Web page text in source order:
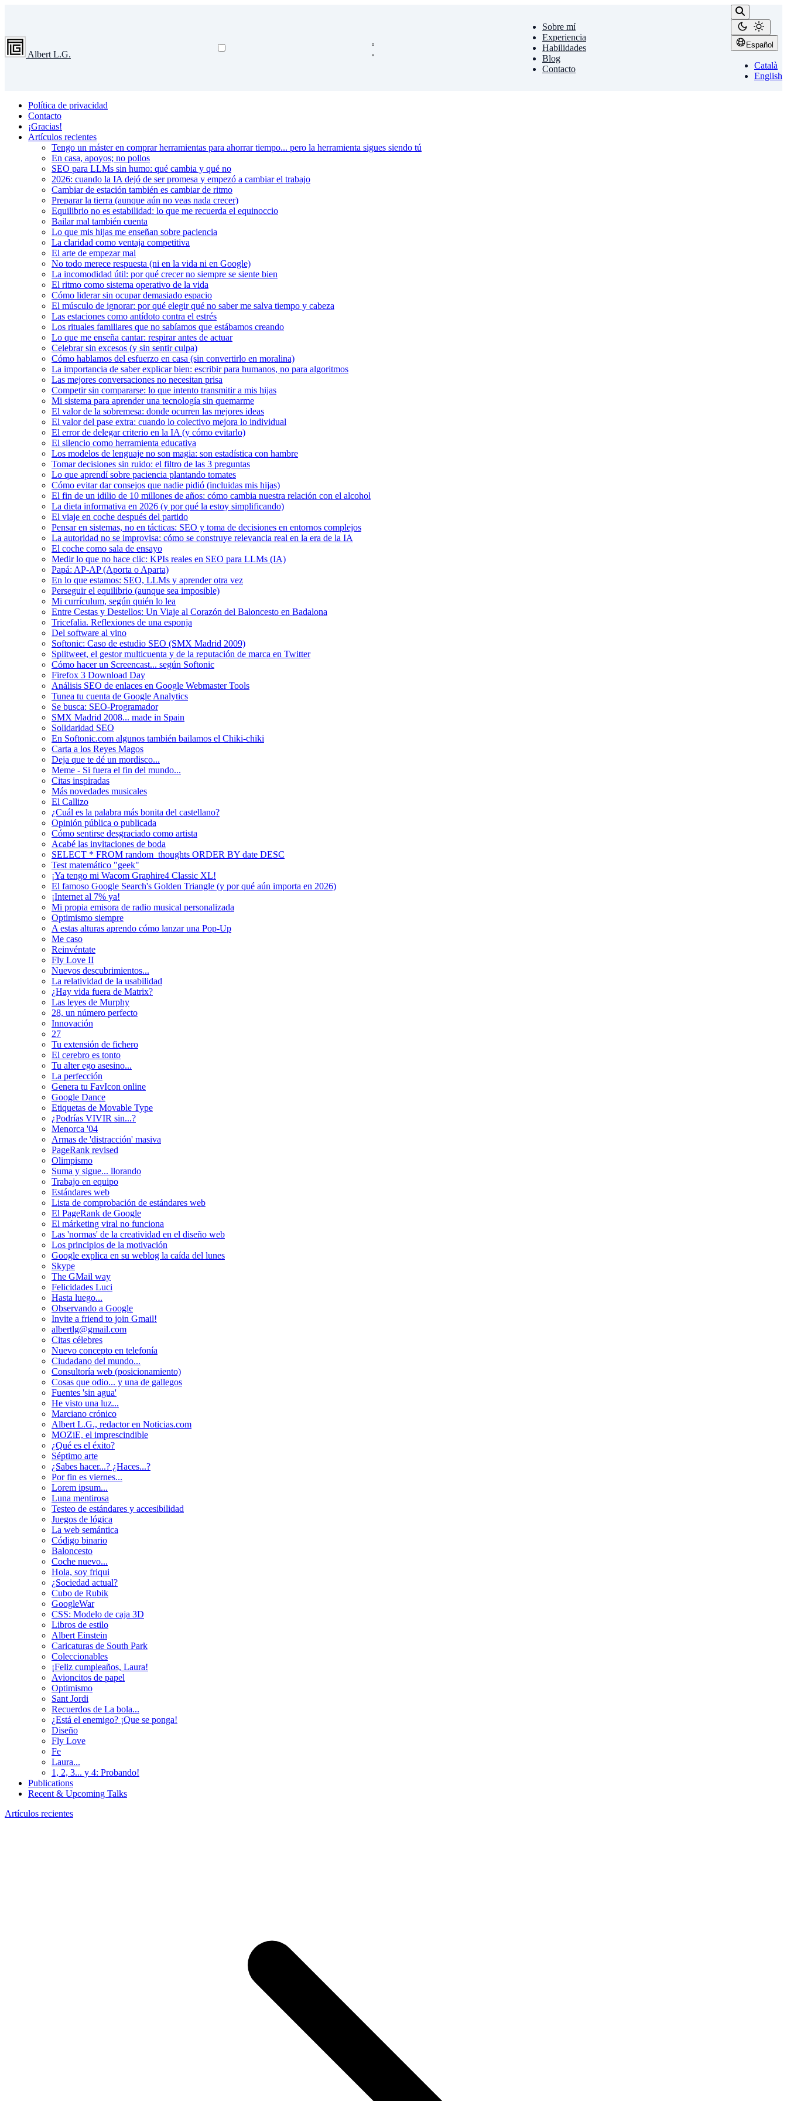
Albert L.G.
Sobre mí
Experiencia
Habilidades
Blog
Contacto
Español
Català
English
Política de privacidad
Contacto
¡Gracias!
Artículos recientes
Tengo un máster en comprar herramientas para ahorrar tiempo... pero la herramienta sigues siendo tú
En casa, apoyos; no pollos
SEO para LLMs sin humo: qué cambia y qué no
2026: cuando la IA dejó de ser promesa y empezó a cambiar el trabajo
Cambiar de estación también es cambiar de ritmo
Preparar la tierra (aunque aún no veas nada crecer)
Equilibrio no es estabilidad: lo que me recuerda el equinoccio
Bailar mal también cuenta
Lo que mis hijas me enseñan sobre paciencia
La claridad como ventaja competitiva
El arte de empezar mal
No todo merece respuesta (ni en la vida ni en Google)
La incomodidad útil: por qué crecer no siempre se siente bien
El ritmo como sistema operativo de la vida
Cómo liderar sin ocupar demasiado espacio
El músculo de ignorar: por qué elegir qué no saber me salva tiempo y cabeza
Las estaciones como antídoto contra el estrés
Los rituales familiares que no sabíamos que estábamos creando
Lo que me enseña cantar: respirar antes de actuar
Celebrar sin excesos (y sin sentir culpa)
Cómo hablamos del esfuerzo en casa (sin convertirlo en moralina)
La importancia de saber explicar bien: escribir para humanos, no para algoritmos
Las mejores conversaciones no necesitan prisa
Competir sin compararse: lo que intento transmitir a mis hijas
Mi sistema para aprender una tecnología sin quemarme
El valor de la sobremesa: donde ocurren las mejores ideas
El valor del pase extra: cuando lo colectivo mejora lo individual
El error de delegar criterio en la IA (y cómo evitarlo)
El silencio como herramienta educativa
Los modelos de lenguaje no son magia: son estadística con hambre
Tomar decisiones sin ruido: el filtro de las 3 preguntas
Lo que aprendí sobre paciencia plantando tomates
Cómo evitar dar consejos que nadie pidió (incluidas mis hijas)
El fin de un idilio de 10 millones de años: cómo cambia nuestra relación con el alcohol
La dieta informativa en 2026 (y por qué la estoy simplificando)
El viaje en coche después del partido
Pensar en sistemas, no en tácticas: SEO y toma de decisiones en entornos complejos
La autoridad no se improvisa: cómo se construye relevancia real en la era de la IA
El coche como sala de ensayo
Medir lo que no hace clic: KPIs reales en SEO para LLMs (IA)
Papá: AP-AP (Aporta o Aparta)
En lo que estamos: SEO, LLMs y aprender otra vez
Perseguir el equilibrio (aunque sea imposible)
Mi currículum, según quién lo lea
Entre Cestas y Destellos: Un Viaje al Corazón del Baloncesto en Badalona
Tricefalia. Reflexiones de una esponja
Del software al vino
Softonic: Caso de estudio SEO (SMX Madrid 2009)
Splitweet, el gestor multicuenta y de la reputación de marca en Twitter
Cómo hacer un Screencast... según Softonic
Firefox 3 Download Day
Análisis SEO de enlaces en Google Webmaster Tools
Tunea tu cuenta de Google Analytics
Se busca: SEO-Programador
SMX Madrid 2008... made in Spain
Solidaridad SEO
En Softonic.com algunos también bailamos el Chiki-chiki
Carta a los Reyes Magos
Deja que te dé un mordisco...
Meme - Si fuera el fin del mundo...
Citas inspiradas
Más novedades musicales
El Callizo
¿Cuál es la palabra más bonita del castellano?
Opinión pública o publicada
Cómo sentirse desgraciado como artista
Acabé las invitaciones de boda
SELECT * FROM random_thoughts ORDER BY date DESC
Test matemático "geek"
¡Ya tengo mi Wacom Graphire4 Classic XL!
El famoso Google Search's Golden Triangle (y por qué aún importa en 2026)
¡Internet al 7% ya!
Mi propia emisora de radio musical personalizada
Optimismo siempre
A estas alturas aprendo cómo lanzar una Pop-Up
Me caso
Reinvéntate
Fly Love II
Nuevos descubrimientos...
La relatividad de la usabilidad
¿Hay vida fuera de Matrix?
Las leyes de Murphy
28, un número perfecto
Innovación
27
Tu extensión de fichero
El cerebro es tonto
Tu alter ego asesino...
La perfección
Genera tu FavIcon online
Google Dance
Etiquetas de Movable Type
¿Podrías VIVIR sin...?
Menorca '04
Armas de 'distracción' masiva
PageRank revised
Olimpismo
Suma y sigue... llorando
Trabajo en equipo
Estándares web
Lista de comprobación de estándares web
El PageRank de Google
El márketing viral no funciona
Las 'normas' de la creatividad en el diseño web
Los principios de la motivación
Google explica en su weblog la caída del lunes
Skype
The GMail way
Felicidades Luci
Hasta luego...
Observando a Google
Invite a friend to join Gmail!
albertlg@gmail.com
Citas célebres
Nuevo concepto en telefonía
Ciudadano del mundo...
Consultoría web (posicionamiento)
Cosas que odio... y una de gallegos
Fuentes 'sin agua'
He visto una luz...
Marciano crónico
Albert L.G., redactor en Noticias.com
MOZiE, el imprescindible
¿Qué es el éxito?
Séptimo arte
¿Sabes hacer...? ¿Haces...?
Por fin es viernes...
Lorem ipsum...
Luna mentirosa
Testeo de estándares y accesibilidad
Juegos de lógica
La web semántica
Código binario
Baloncesto
Coche nuevo...
Hola, soy friqui
¿Sociedad actual?
Cubo de Rubik
GoogleWar
CSS: Modelo de caja 3D
Libros de estilo
Albert Einstein
Caricaturas de South Park
Coleccionables
¡Feliz cumpleaños, Laura!
Avioncitos de papel
Optimismo
Sant Jordi
Recuerdos de La bola...
¿Está el enemigo? ¡Que se ponga!
Diseño
Fly Love
Fe
Laura...
1, 2, 3... y 4: Probando!
Publications
Recent & Upcoming Talks
Artículos recientes